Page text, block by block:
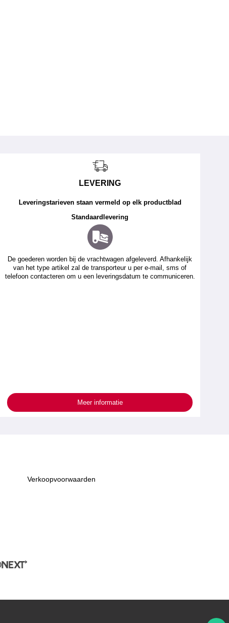
LEVERING
Leveringstarieven staan vermeld op elk productblad
Standaardlevering
De goederen worden bij de vrachtwagen afgeleverd. Afhankelijk
van het type artikel zal de transporteur u per e-mail, sms of
telefoon contacteren om u een leveringsdatum te communiceren.
Meer informatie
Verkoopvoorwaarden